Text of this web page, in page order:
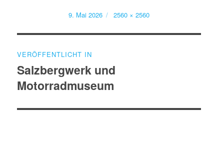
Veröffentlicht
9. Mai 2026
Volle
2560 × 2560
VERÖFFENTLICHT IN
Salzbergwerk und
Motorradmuseum